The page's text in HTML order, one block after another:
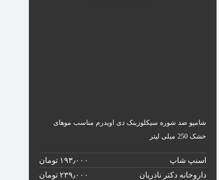
شامپو ضد شوره سیکلوزینک دی اویدرم مناسب موهای
خشک 250 میلی لیتر
اسنپ شاپ
۱۹۳٫۰۰۰ تومان
داروخانه دکتر نادریان
۲۳۹٫۰۰۰ تومان